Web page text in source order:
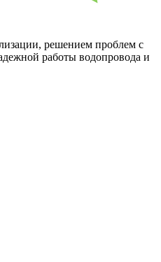
решением проблем с
работы водопровода и